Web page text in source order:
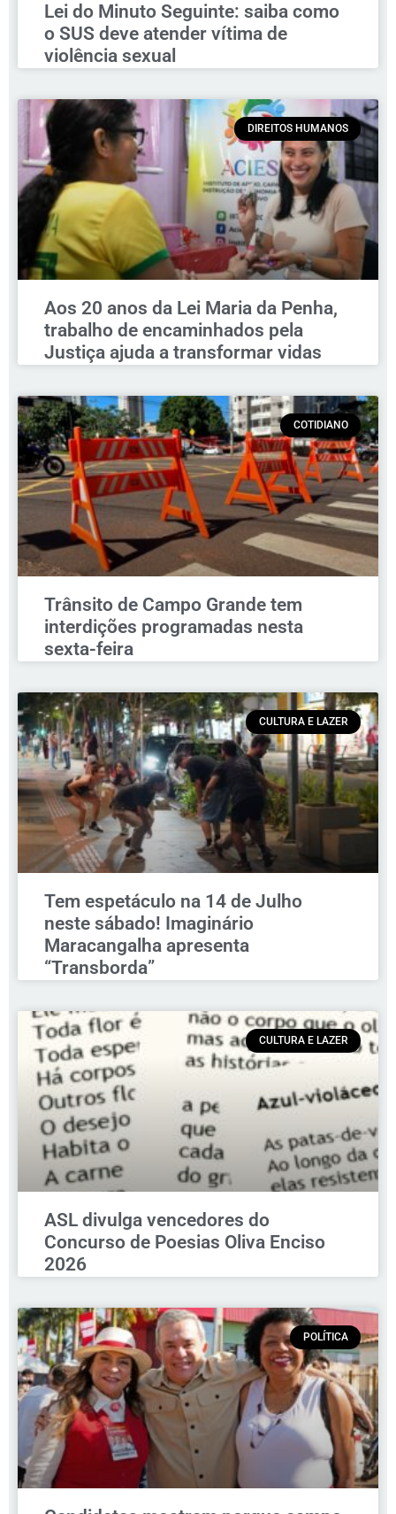
Lei do Minuto Seguinte: saiba como
o SUS deve atender vítima de
violência sexual
DIREITOS HUMANOS
Aos 20 anos da Lei Maria da Penha,
trabalho de encaminhados pela
Justiça ajuda a transformar vidas
COTIDIANO
Trânsito de Campo Grande tem
interdições programadas nesta
sexta-feira
CULTURA E LAZER
Tem espetáculo na 14 de Julho
neste sábado! Imaginário
Maracangalha apresenta
“Transborda”
CULTURA E LAZER
ASL divulga vencedores do
Concurso de Poesias Oliva Enciso
2026
POLÍTICA